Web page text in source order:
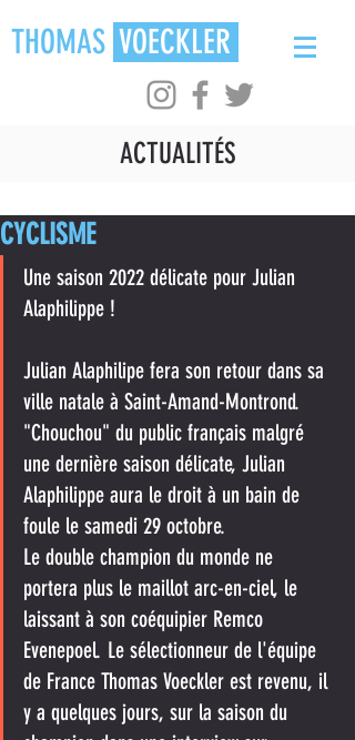
THOMAS VOECKLER
ACTUALITÉS
CYCLISME
Une saison 2022 délicate pour Julian
Alaphilippe !
Julian Alaphilipe fera son retour dans sa
ville natale à Saint-Amand-Montrond.
"Chouchou" du public français malgré
une dernière saison délicate, Julian
Alaphilippe aura le droit à un bain de
foule le samedi 29 octobre.
Le double champion du monde ne
portera plus le maillot arc-en-ciel, le
laissant à son coéquipier Remco
Evenepoel. Le sélectionneur de l'équipe
de France Thomas Voeckler est revenu, il
y a quelques jours, sur la saison du